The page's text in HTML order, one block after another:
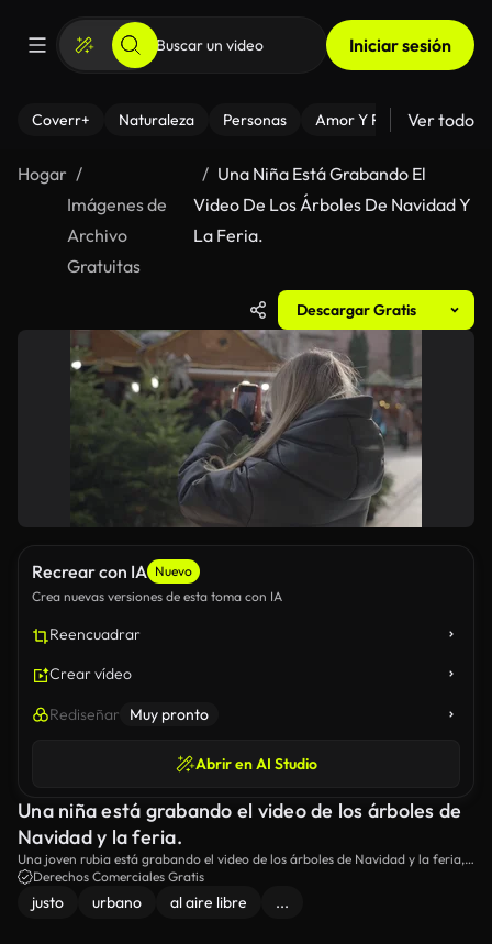
Iniciar sesión
Coverr+ Naturaleza Personas Amor Y Relaciones
Ver todo
Hogar
Imágenes de
Archivo
Gratuitas
Una Niña Está Grabando El
Video De Los Árboles De Navidad Y
La Feria.
Descargar Gratis
Recrear con IA Nuevo
Crea nuevas versiones de esta toma con IA
Reencuadrar
Crear vídeo
Rediseñar Muy pronto
Abrir en AI Studio
Una niña está grabando el video de los árboles de
Navidad y la feria.
Una joven rubia está grabando el video de los árboles de Navidad y la feria,
usando su gadget.
Derechos Comerciales Gratis
justo urbano al aire libre ...